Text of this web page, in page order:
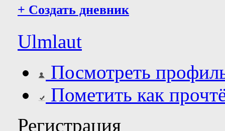
+ Создать дневник
Ulmlaut
Посмотреть
Пометить как
Регистрация